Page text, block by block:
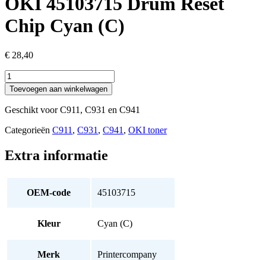
Chip Cyan (C)
€ 28,40
OKI
45103715
Drum
Reset
Cyan
aantal
Toevoegen aan winkelwagen
Geschikt voor C911, C931 en C941
Categorieën C911 , C931 , C941 , OKI toner
Extra informatie
OEM-code 45103715
Kleur Cyan (C)
Merk Printercompany